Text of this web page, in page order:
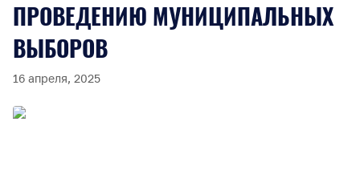
ПРОВЕДЕНИЮ МУНИЦИПАЛЬНЫХ
ВЫБОРОВ
16 апреля, 2025